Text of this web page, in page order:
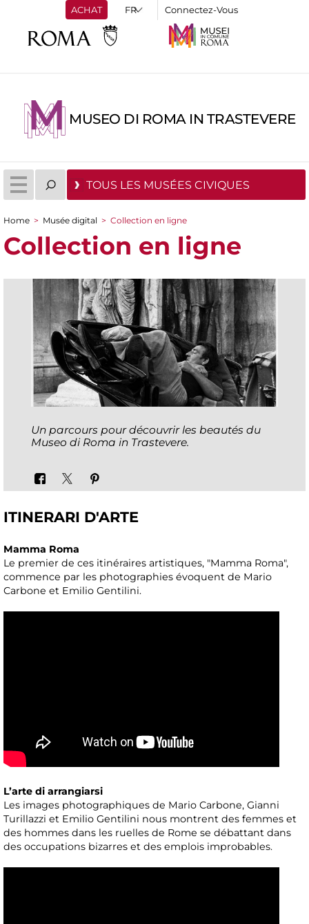
ACHAT Connectez-Vous
MUSEO DI ROMA IN TRASTEVERE
TOUS LES MUSÉES CIVIQUES
You are here
Home > Musée digital > Collection en ligne
Collection en ligne
Un parcours pour découvrir les beautés du
Museo di Roma in Trastevere.
ITINERARI D'ARTE
Mamma Roma
Le premier de ces itinéraires artistiques, "Mamma Roma",
commence par les photographies évoquent de Mario
Carbone et Emilio Gentilini.
L’arte di arrangiarsi
Les images photographiques de Mario Carbone, Gianni
Turillazzi et Emilio Gentilini nous montrent des femmes et
des hommes dans les ruelles de Rome se débattant dans
des occupations bizarres et des emplois improbables.